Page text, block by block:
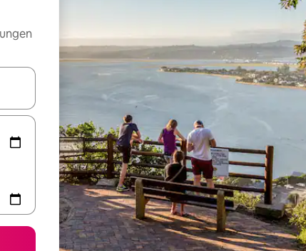
den Pfeiltasten nach oben und unten oder erkunde die